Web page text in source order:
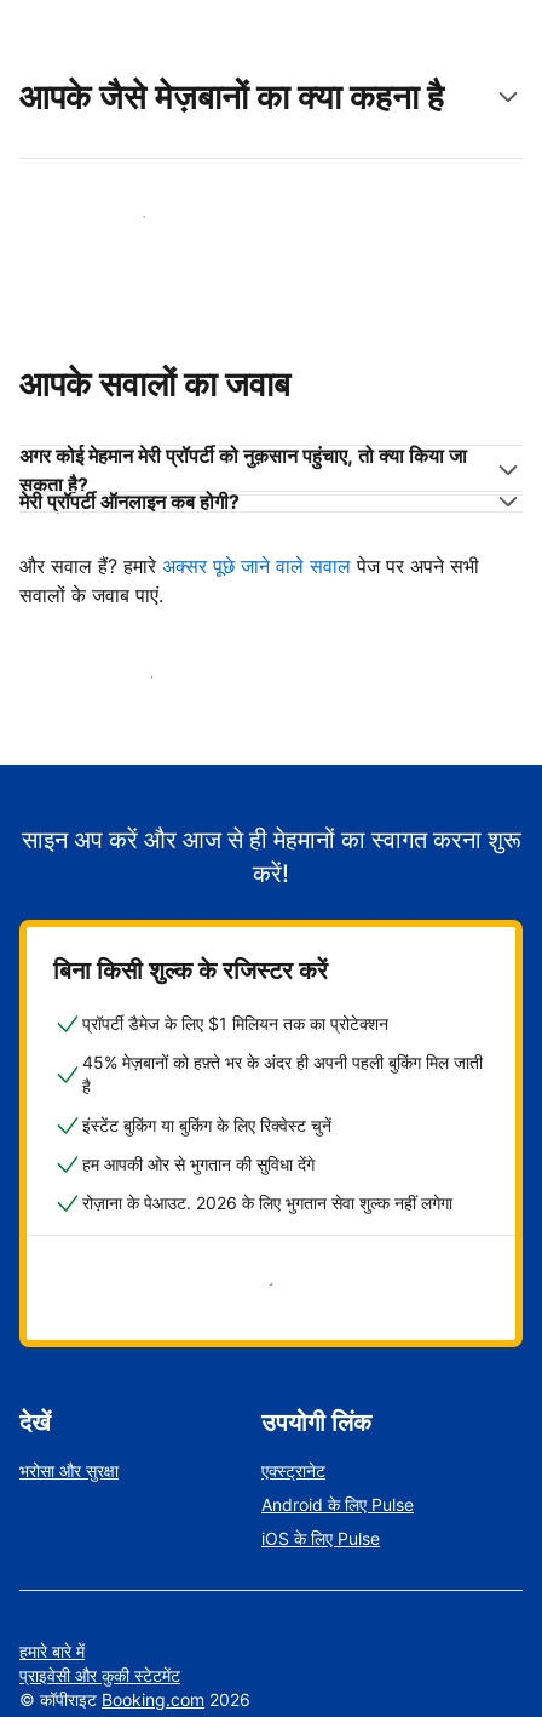
आपके जैसे मेज़बानों का क्या कहना है
अपने जैसे मेज़बानों के साथ जुड़ें
आपके सवालों का जवाब
अगर कोई मेहमान मेरी प्रॉपर्टी को नुक़सान पहुंचाए, तो क्या किया जा
सकता है?
मेरी प्रॉपर्टी ऑनलाइन कब होगी?
और सवाल हैं? हमारे अक्सर पूछे जाने वाले सवाल पेज पर अपने सभी
सवालों के जवाब पाएं.
मेहमानों का स्वागत करना शुरू करें
साइन अप करें और आज से ही मेहमानों का स्वागत करना शुरू
करें!
बिना किसी शुल्क के रजिस्टर करें
प्रॉपर्टी डैमेज के लिए $1 मिलियन तक का प्रोटेक्शन
45% मेज़बानों को हफ़्ते भर के अंदर ही अपनी पहली बुकिंग मिल जाती
है
इंस्टेंट बुकिंग या बुकिंग के लिए रिक्वेस्ट चुनें
हम आपकी ओर से भुगतान की सुविधा देंगे
रोज़ाना के पेआउट. 2026 के लिए भुगतान सेवा शुल्क नहीं लगेगा
अभी शुरू करें
देखें
भरोसा और सुरक्षा
उपयोगी लिंक
एक्स्ट्रानेट
Android के लिए Pulse
iOS के लिए Pulse
हमारे बारे में
प्राइवेसी और कुकी स्टेटमेंट
© कॉपीराइट Booking.com 2026